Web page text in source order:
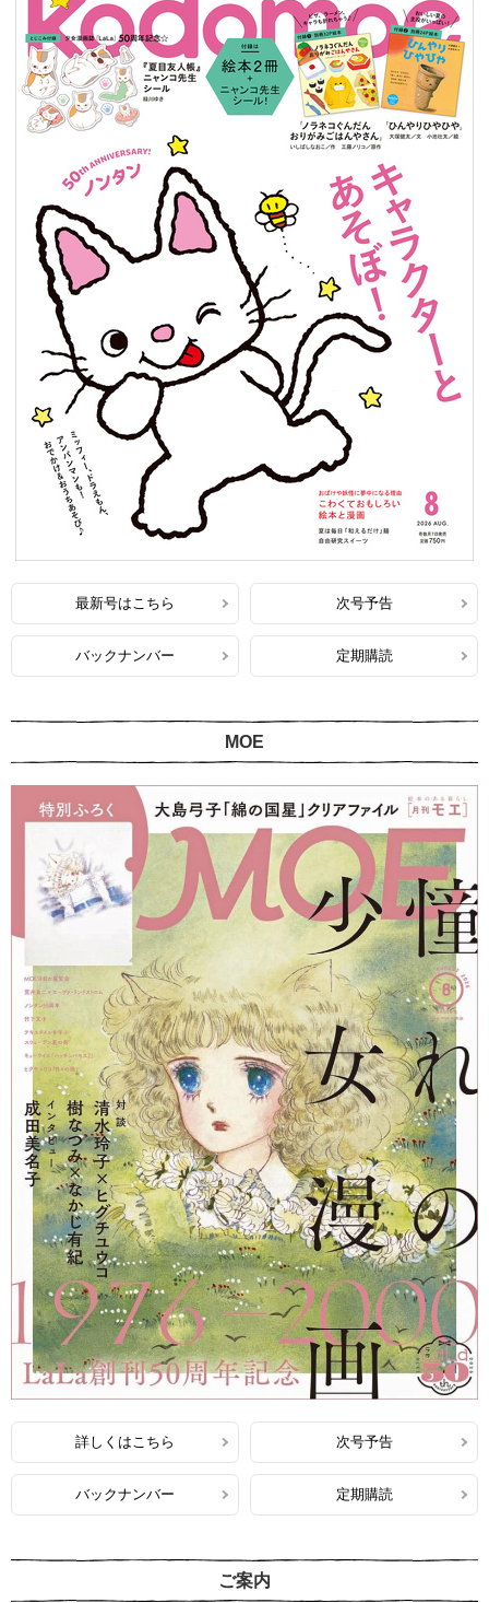
最新号はこちら 次号予告
バックナンバー 定期購読
MOE
詳しくはこちら 次号予告
バックナンバー 定期購読
ご案内